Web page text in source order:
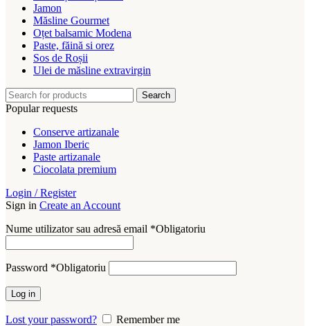
Jamon
Măsline Gourmet
Oțet balsamic Modena
Paste, făină si orez
Sos de Roșii
Ulei de măsline extravirgin
Search
Popular requests
Conserve artizanale
Jamon Iberic
Paste artizanale
Ciocolata premium
Login / Register
Sign in Create an Account
Nume utilizator sau adresă email *Obligatoriu
Password *Obligatoriu
Log in
Lost your password?
Remember me